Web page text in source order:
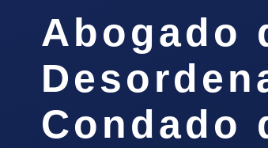
Abogado
Condado